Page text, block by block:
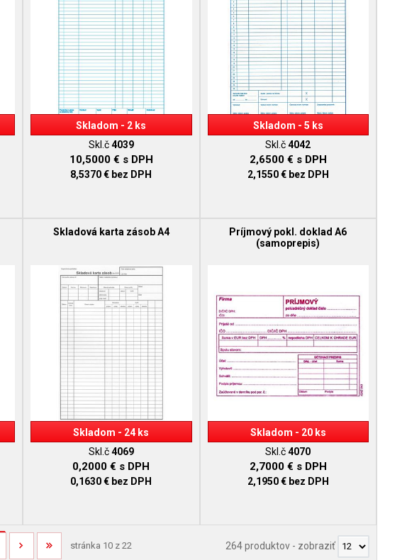
Skladom - 2 ks
Skl.č4039
10,5000 € s DPH
8,5370 € bez DPH
Skladom - 5 ks
Skl.č4042
2,6500 € s DPH
2,1550 € bez DPH
Skladová karta zásob A4
Skladom - 24 ks
Skl.č4069
0,2000 € s DPH
0,1630 € bez DPH
Príjmový pokl. doklad A6
(samoprepis)
Skladom - 20 ks
Skl.č4070
2,7000 € s DPH
2,1950 € bez DPH
stránka 10 z 22 264 produktov - zobraziť